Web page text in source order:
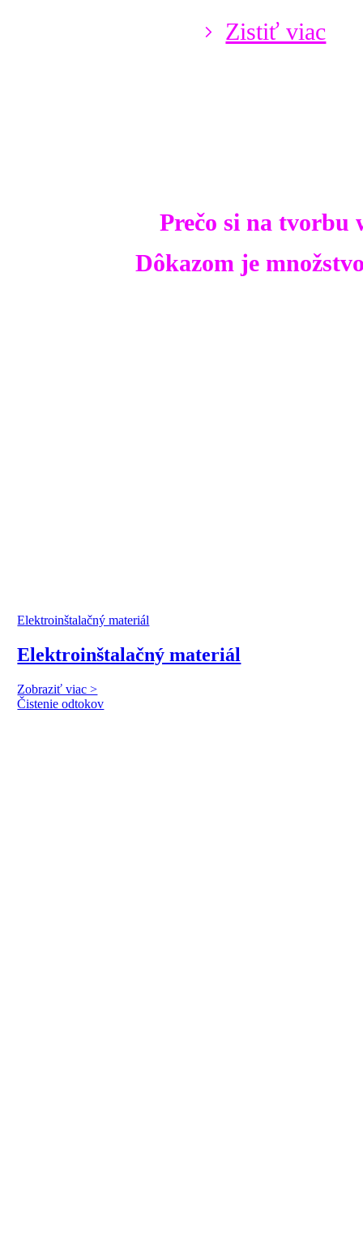
Zistiť viac
Prečo si na tvorbu
Dôkazom je
Elektroinštalačný materiál
Elektroinštalačný materiál
Zobraziť viac >
Čistenie odtokov